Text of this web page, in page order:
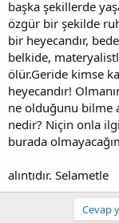
başka şekillerde
özgür bir şekilde
bir heyecandır,
belkide,
ölür.Geride kimse
heyecandır!
ne olduğunu bilme
nedir? Niçin onla
burada
alıntıdır. Selametle
Cevap